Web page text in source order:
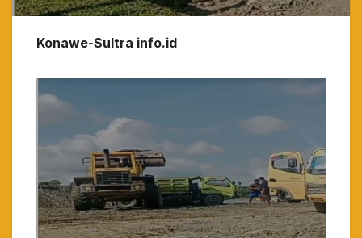
Konawe-Sultra info.id